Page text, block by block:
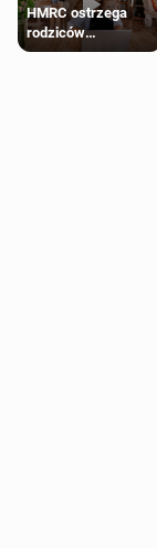
HMRC ostrzega
rodziców
pobierających Child